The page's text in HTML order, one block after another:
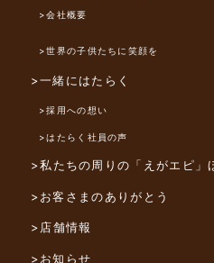
>会社概要
>世界の子供たちに笑顔を
>一緒にはたらく
>採用への想い
>はたらく社員の声
>私たちの周りの「えがエピ」
>お客さまのありがとう
>店舗情報
>お知らせ